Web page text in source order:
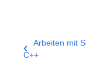
Arbeiten mit
C++